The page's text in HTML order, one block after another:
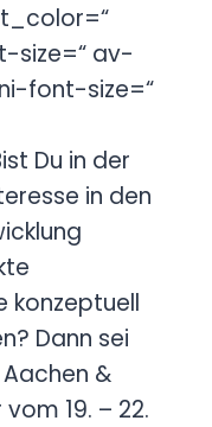
size=“ av-
font-size=“
Du in der
in den
konzeptuell
Dann sei
&
19. – 22.